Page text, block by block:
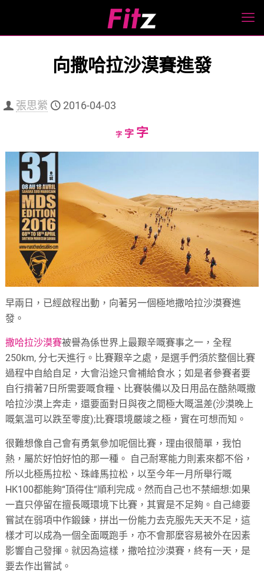
向撒哈拉沙漠賽進發
張思縈 2016-04-03
字Decrease
字Reset
字Increase
早兩日，已經啟程出動，向著另一個極地撒哈拉沙漠賽進
發。
撒哈拉沙漠賽被譽為係世界上最艱辛嘅賽事之一，全程
250km, 分七天進行。比賽艱辛之處，是選手們須於整個比賽
過程中自給自足，大會沿途只會補給食水；如是者參賽者要
自行揹著7 日所需要嘅食糧、比賽裝備以及日用品在酷熱嘅撒
哈拉沙漠上奔走，還要面對日與夜之間極大嘅温差(沙漠晚上
嘅氣温可以跌至零度);比賽環境嚴竣之極，實在可想而知。
很難想像自己會有勇氣參加呢個比賽，理由很簡單，我怕
熱，屬於好怕好怕的那一種。 自己耐寒能力則素來都不俗，
所以北極馬拉松、珠峰馬拉松，以至今年一月所舉行嘅
HK100都能夠“頂得住“順利完成。然而自己也不禁細想:如果
一直只停留在擅長嘅環境下比賽，其實是不足夠。自己總要
嘗試在弱項中作鍛鍊，拼出一份能力去克服先天天不足，這
樣才可以成為一個全面嘅跑手，亦不會那麼容易被外在因素
影響自己發揮。就因為這樣，撒哈拉沙漠賽，終有一天，是
要去作出嘗試。